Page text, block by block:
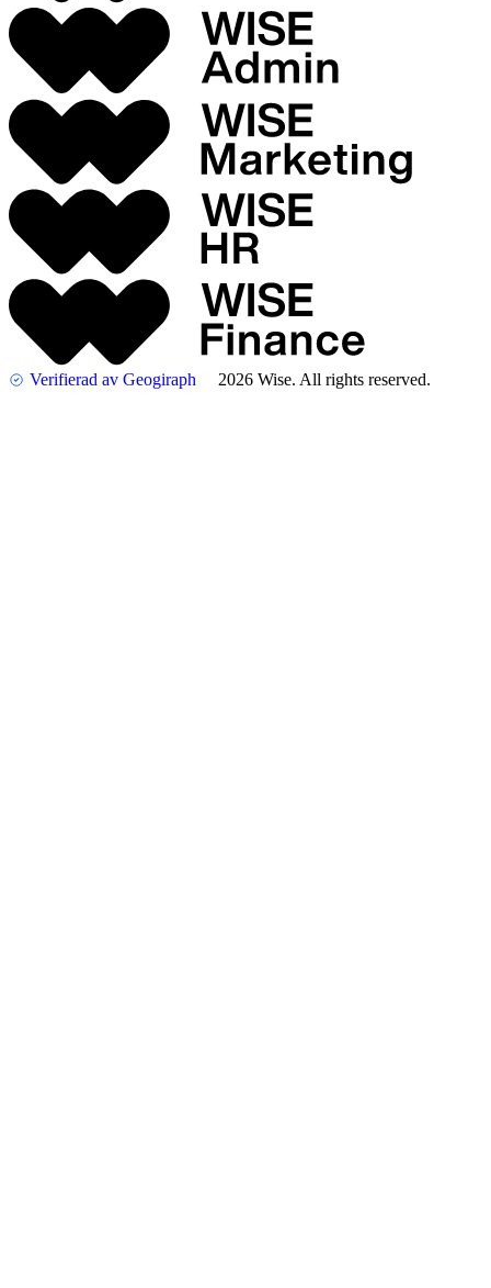
Verifierad av Geogiraph 2026 Wise. All rights reserved.